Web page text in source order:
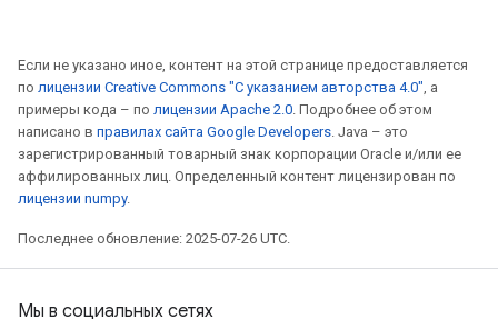
Если не указано иное, контент на этой странице предоставляется
по лицензии Creative Commons "С указанием авторства 4.0", а
примеры кода – по лицензии Apache 2.0. Подробнее об этом
написано в правилах сайта Google Developers. Java – это
зарегистрированный товарный знак корпорации Oracle и/или ее
аффилированных лиц. Определенный контент лицензирован по
лицензии numpy.
Последнее обновление: 2025-07-26 UTC.
Мы в социальных сетях